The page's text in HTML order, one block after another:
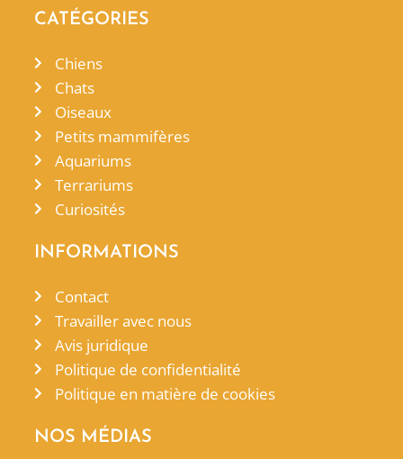
CATÉGORIES
Chiens
Chats
Oiseaux
Petits mammifères
Aquariums
Terrariums
Curiosités
INFORMATIONS
Contact
Travailler avec nous
Avis juridique
Politique de confidentialité
Politique en matière de cookies
NOS MÉDIAS